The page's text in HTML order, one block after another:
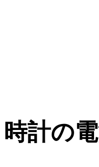
時計の